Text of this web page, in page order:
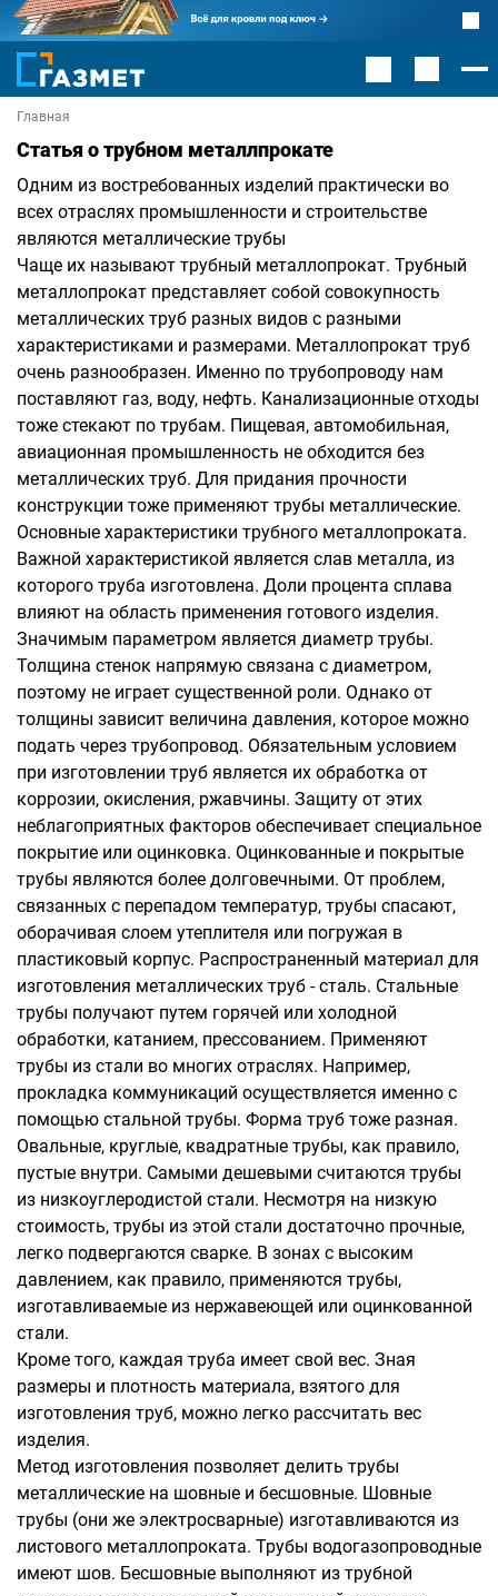
Главная
Статья о трубном металлпрокате
Одним из востребованных изделий практически во
всех отраслях промышленности и строительстве
являются металлические трубы
Чаще их называют трубный металлопрокат. Трубный
металлопрокат представляет собой совокупность
металлических труб разных видов с разными
характеристиками и размерами. Металлопрокат труб
очень разнообразен. Именно по трубопроводу нам
поставляют газ, воду, нефть. Канализационные отходы
тоже стекают по трубам. Пищевая, автомобильная,
авиационная промышленность не обходится без
металлических труб. Для придания прочности
конструкции тоже применяют трубы металлические.
Основные характеристики трубного металлопроката.
Важной характеристикой является слав металла, из
которого труба изготовлена. Доли процента сплава
влияют на область применения готового изделия.
Значимым параметром является диаметр трубы.
Толщина стенок напрямую связана с диаметром,
поэтому не играет существенной роли. Однако от
толщины зависит величина давления, которое можно
подать через трубопровод. Обязательным условием
при изготовлении труб является их обработка от
коррозии, окисления, ржавчины. Защиту от этих
неблагоприятных факторов обеспечивает специальное
покрытие или оцинковка. Оцинкованные и покрытые
трубы являются более долговечными. От проблем,
связанных с перепадом температур, трубы спасают,
оборачивая слоем утеплителя или погружая в
пластиковый корпус. Распространенный материал для
изготовления металлических труб - сталь. Стальные
трубы получают путем горячей или холодной
обработки, катанием, прессованием. Применяют
трубы из стали во многих отраслях. Например,
прокладка коммуникаций осуществляется именно с
помощью стальной трубы. Форма труб тоже разная.
Овальные, круглые, квадратные трубы, как правило,
пустые внутри. Самыми дешевыми считаются трубы
из низкоуглеродистой стали. Несмотря на низкую
стоимость, трубы из этой стали достаточно прочные,
легко подвергаются сварке. В зонах с высоким
давлением, как правило, применяются трубы,
изготавливаемые из нержавеющей или оцинкованной
стали.
Кроме того, каждая труба имеет свой вес. Зная
размеры и плотность материала, взятого для
изготовления труб, можно легко рассчитать вес
изделия.
Метод изготовления позволяет делить трубы
металлические на шовные и бесшовные. Шовные
трубы (они же электросварные) изготавливаются из
листового металлопроката. Трубы водогазопроводные
имеют шов. Бесшовные выполняют из трубной